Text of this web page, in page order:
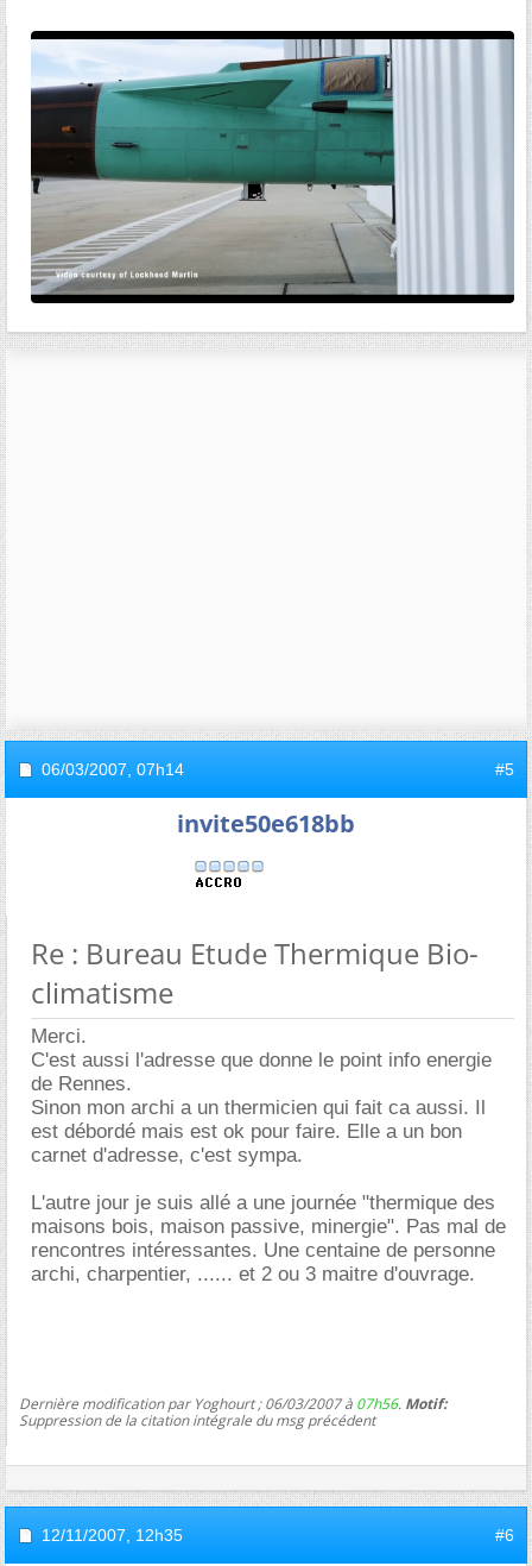
06/03/2007, 07h14 #5
invite50e618bb
Re : Bureau Etude Thermique Bio-
climatisme
Merci.
C'est aussi l'adresse que donne le point info energie
de Rennes.
Sinon mon archi a un thermicien qui fait ca aussi. Il
est débordé mais est ok pour faire. Elle a un bon
carnet d'adresse, c'est sympa.
L'autre jour je suis allé a une journée "thermique des
maisons bois, maison passive, minergie". Pas mal de
rencontres intéressantes. Une centaine de personne
archi, charpentier, ...... et 2 ou 3 maitre d'ouvrage.
Dernière modification par Yoghourt ; 06/03/2007 à 07h56. Motif:
Suppression de la citation intégrale du msg précédent
12/11/2007, 12h35 #6